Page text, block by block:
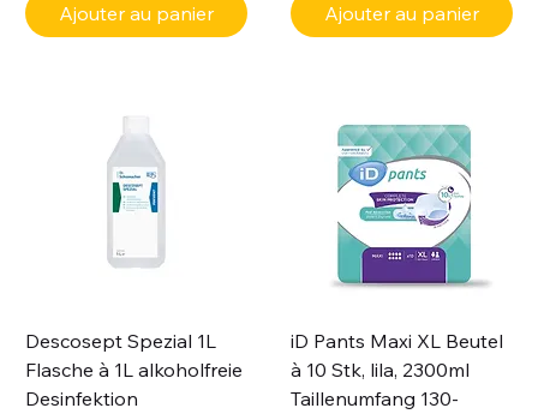
Ajouter au panier Ajouter au panier
Descosept Spezial 1L
Flasche à 1L alkoholfreie
Desinfektion
iD Pants Maxi XL Beutel
à 10 Stk, lila, 2300ml
Taillenumfang 130-